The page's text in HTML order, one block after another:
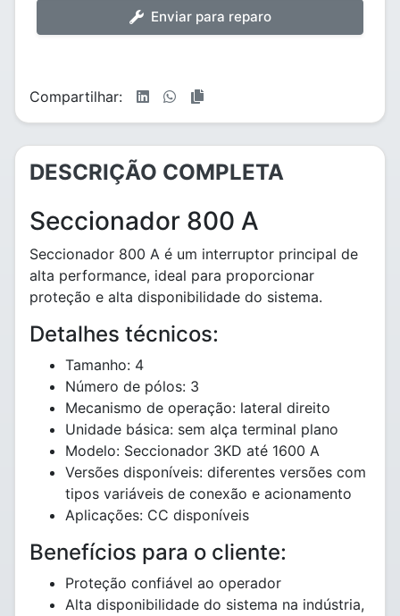
Enviar para reparo
Compartilhar:
DESCRIÇÃO COMPLETA
Seccionador 800 A
Seccionador 800 A é um interruptor principal de
alta performance, ideal para proporcionar
proteção e alta disponibilidade do sistema.
Detalhes técnicos:
Tamanho: 4
Número de pólos: 3
Mecanismo de operação: lateral direito
Unidade básica: sem alça terminal plano
Modelo: Seccionador 3KD até 1600 A
Versões disponíveis: diferentes versões com
tipos variáveis de conexão e acionamento
Aplicações: CC disponíveis
Benefícios para o cliente:
Proteção confiável ao operador
Alta disponibilidade do sistema na indústria,